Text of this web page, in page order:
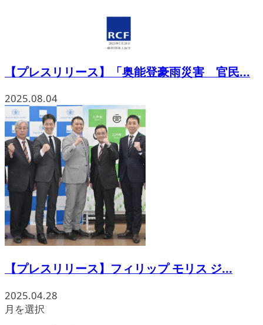
【プレスリリース】「奥能登豪雨災害 官民...
2025.08.04
【プレスリリース】フィリップ モリス ジ...
2025.04.28
月を選択